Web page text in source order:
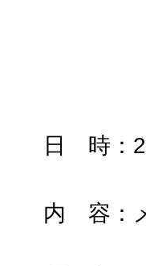
日 時：
内 容：メ